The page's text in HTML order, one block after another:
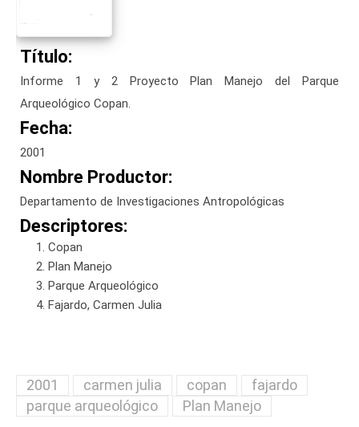
Título:
Informe 1 y 2 Proyecto Plan Manejo del Parque
Arqueológico Copan.
Fecha:
2001
Nombre Productor:
Departamento de Investigaciones Antropológicas
Descriptores:
Copan
Plan Manejo
Parque Arqueológico
Fajardo, Carmen Julia
2001 carmen julia copan
fajardo
parque arqueológico
Plan Manejo